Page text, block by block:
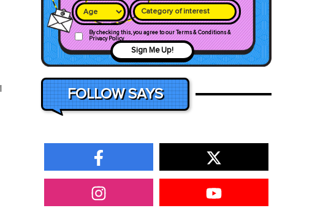
Category of interest
By checking this, you agree to our Terms & Conditions &
Privacy Policy
Sign Me Up!
FOLLOW SAYS